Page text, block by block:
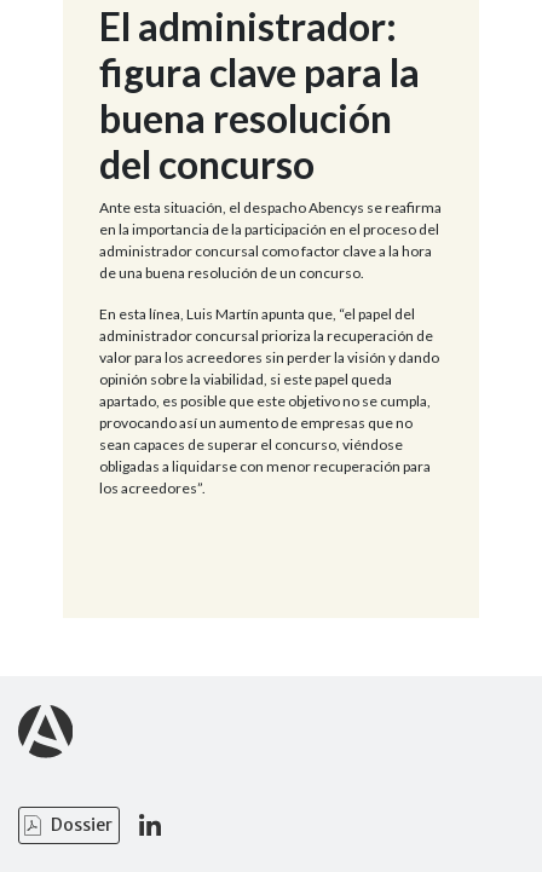
El administrador:
figura clave para la
buena resolución
del concurso
Ante esta situación, el despacho Abencys se reafirma
en la importancia de la participación en el proceso del
administrador concursal como factor clave a la hora
de una buena resolución de un concurso.
En esta línea, Luis Martín apunta que, “el papel del
administrador concursal prioriza la recuperación de
valor para los acreedores sin perder la visión y dando
opinión sobre la viabilidad, si este papel queda
apartado, es posible que este objetivo no se cumpla,
provocando así un aumento de empresas que no
sean capaces de superar el concurso, viéndose
obligadas a liquidarse con menor recuperación para
los acreedores”.
Dossier